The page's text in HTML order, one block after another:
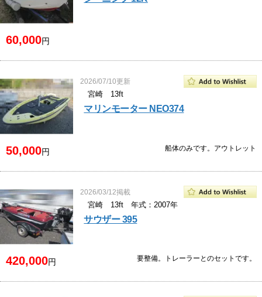
60,000円
2026/07/10更新
宮崎 13ft
マリンモーター NEO374
50,000円 船体のみです。アウトレット
2026/03/12掲載
宮崎 13ft 年式：2007年
サウザー 395
420,000円 要整備。トレーラーとのセットです。